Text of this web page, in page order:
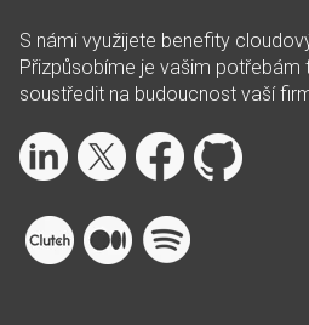
S námi využijete benefity
Přizpůsobíme je vašim potřebám
soustředit na budoucnost vaší